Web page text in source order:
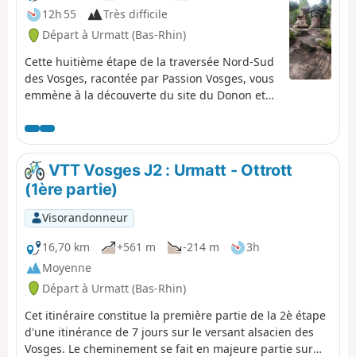
12h 55
Très difficile
Départ à Urmatt (Bas-Rhin)
Cette huitième étape de la traversée Nord-Sud
des Vosges, racontée par Passion Vosges, vous
emmène à la découverte du site du Donon et
randonnée est assuré par Romain Gascon et
vous pouvez le retrouver - comme l'ensemble
des étapes de la traversée- dans Passion
Vosges, le magazine des randonneurs édité
par les DNA et L'Alsace.
VTT Vosges J2 : Urmatt - Ottrott
(1ère partie)
Visorandonneur
16,70 km
+561 m -214 m
3h
Moyenne
Départ à Urmatt (Bas-Rhin)
Cet itinéraire constitue la première partie de la 2è étape
d'une itinérance de 7 jours sur le versant alsacien des
Vosges. Le cheminement se fait en majeure partie sur